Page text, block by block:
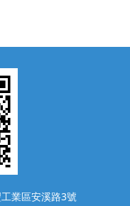
業區安溪路3號